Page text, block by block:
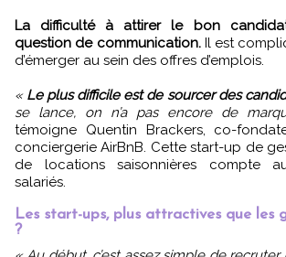
La difficulté à attirer le bon
question de communication.Il est
d’émerger au sein des offres d’emplois.
« Le plus difficile est de sourcer des
se lance, on n’a pas encore de
témoigne Quentin Brackers, co-
conciergerie AirBnB. Cette start-up de
de locations saisonnières compte
salariés.
Les start-ups, plus attractives que les
?